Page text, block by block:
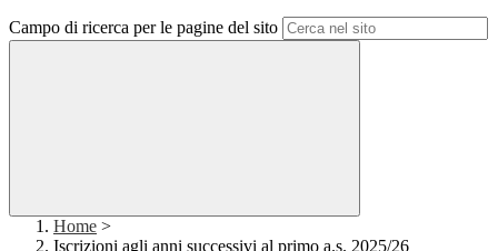
Campo di ricerca per le pagine del sito
Home >
Iscrizioni agli anni successivi al primo a.s. 2025/26